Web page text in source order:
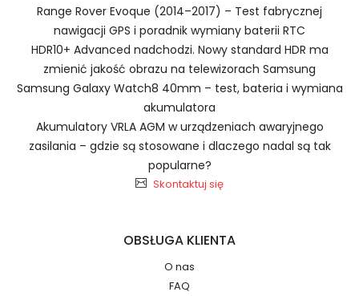
Szybka dostawa
Baterie do Smartfonów i
Telefonów Konka BN-VF823
1.Model urządzenia
2.Numer produktu baterii
Smartfonów i Telefonów Konka V6830?
Range Rover Evoque (2014–2017) – Test fabrycznej
nawigacji GPS i poradnik wymiany baterii RTC
HDR10+ Advanced nadchodzi. Nowy standard HDR ma
zmienić jakość obrazu na telewizorach Samsung
Samsung Galaxy Watch8 40mm – test, bateria i wymiana
akumulatora
Akumulatory VRLA AGM w urządzeniach awaryjnego
zasilania – gdzie są stosowane i dlaczego nadal są tak
popularne?
Skontaktuj się
OBSŁUGA KLIENTA
O nas
FAQ